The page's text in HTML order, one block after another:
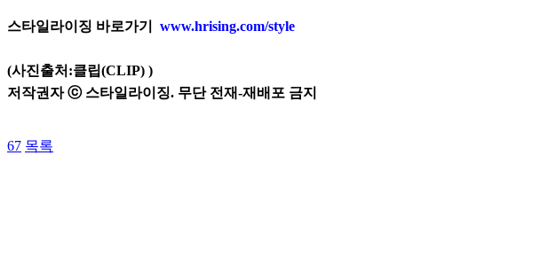
스타일라이징 바로가기 www.hrising.com/style
(사진출처:클립(CLIP) )
저작권자 ⓒ 스타일라이징. 무단 전재-재배포 금지
67 목록